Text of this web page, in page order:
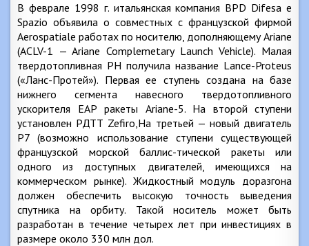
В феврале 1998 г. итальянская компания BPD Difesa e
Spazio объявила о совместных с французской фирмой
Aerospatiale работах по носителю, дополняющему Ariane
(ACLV-1 — Ariane Complemetary Launch Vehicle). Малая
твердотопливная РН получила название Lance-Proteus
(«Ланс-Протей»). Первая ее ступень создана на базе
нижнего сегмента навесного твердотопливного
ускорителя ЕАР ракеты Ariane-5. На второй ступени
установлен РДТТ Zefiro,Ha третьей — новый двигатель
Р7 (возможно использование ступени существующей
французской морской баллис-тической ракеты или
одного из доступных двигателей, имеющихся на
коммерческом рынке). Жидкостный модуль доразгона
должен обеспечить высокую точность выведения
спутника на орбиту. Такой носитель может быть
разработан в течение четырех лет при инвестициях в
размере около 330 млн дол.